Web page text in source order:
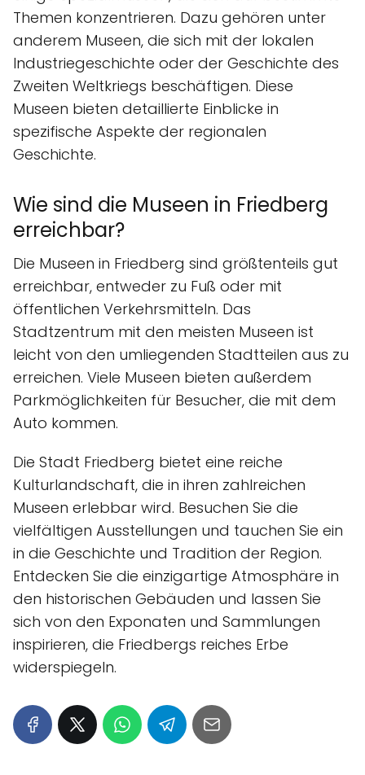
Themen konzentrieren. Dazu gehören unter
anderem Museen, die sich mit der lokalen
Industriegeschichte oder der Geschichte des
Zweiten Weltkriegs beschäftigen. Diese
Museen bieten detaillierte Einblicke in
spezifische Aspekte der regionalen
Geschichte.
Wie sind die Museen in Friedberg
erreichbar?
Die Museen in Friedberg sind größtenteils gut
erreichbar, entweder zu Fuß oder mit
öffentlichen Verkehrsmitteln. Das
Stadtzentrum mit den meisten Museen ist
leicht von den umliegenden Stadtteilen aus zu
erreichen. Viele Museen bieten außerdem
Parkmöglichkeiten für Besucher, die mit dem
Auto kommen.
Die Stadt Friedberg bietet eine reiche
Kulturlandschaft, die in ihren zahlreichen
Museen erlebbar wird. Besuchen Sie die
vielfältigen Ausstellungen und tauchen Sie ein
in die Geschichte und Tradition der Region.
Entdecken Sie die einzigartige Atmosphäre in
den historischen Gebäuden und lassen Sie
sich von den Exponaten und Sammlungen
inspirieren, die Friedbergs reiches Erbe
widerspiegeln.